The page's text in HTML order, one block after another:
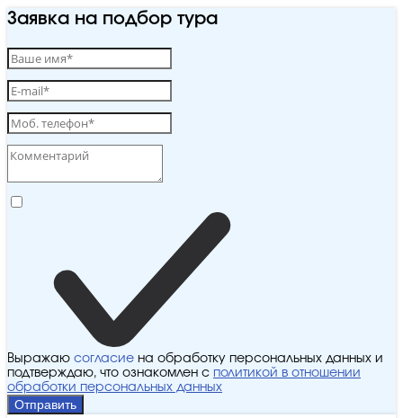
Заявка на подбор тура
Выражаю согласие на обработку персональных данных и
подтверждаю, что ознакомлен с политикой в отношении
обработки персональных данных
Отправить